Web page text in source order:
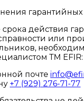
гарантийных
действия
или
ТМ EFIR:
почте
+7 (929) 276-71-77